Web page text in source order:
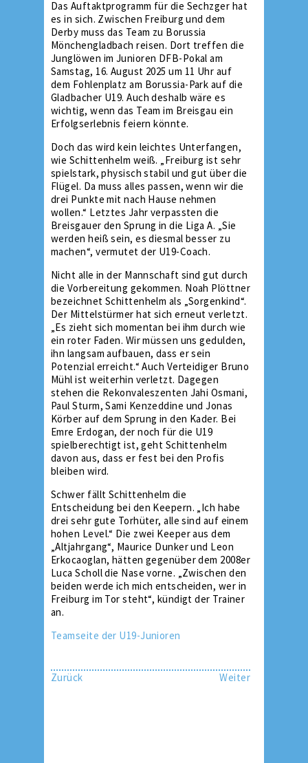
Das Auftaktprogramm für die Sechzger hat
es in sich. Zwischen Freiburg und dem
Derby muss das Team zu Borussia
Mönchengladbach reisen. Dort treffen die
Junglöwen im Junioren DFB-Pokal am
Samstag, 16. August 2025 um 11 Uhr auf
dem Fohlenplatz am Borussia-Park auf die
Gladbacher U19. Auch deshalb wäre es
wichtig, wenn das Team im Breisgau ein
Erfolgserlebnis feiern könnte.
Doch das wird kein leichtes Unterfangen,
wie Schittenhelm weiß. „Freiburg ist sehr
spielstark, physisch stabil und gut über die
Flügel. Da muss alles passen, wenn wir die
drei Punkte mit nach Hause nehmen
wollen.“ Letztes Jahr verpassten die
Breisgauer den Sprung in die Liga A. „Sie
werden heiß sein, es diesmal besser zu
machen“, vermutet der U19-Coach.
Nicht alle in der Mannschaft sind gut durch
die Vorbereitung gekommen. Noah Plöttner
bezeichnet Schittenhelm als „Sorgenkind“.
Der Mittelstürmer hat sich erneut verletzt.
„Es zieht sich momentan bei ihm durch wie
ein roter Faden. Wir müssen uns gedulden,
ihn langsam aufbauen, dass er sein
Potenzial erreicht.“ Auch Verteidiger Bruno
Mühl ist weiterhin verletzt. Dagegen
stehen die Rekonvaleszenten Jahi Osmani,
Paul Sturm, Sami Kenzeddine und Jonas
Körber auf dem Sprung in den Kader. Bei
Emre Erdogan, der noch für die U19
spielberechtigt ist, geht Schittenhelm
davon aus, dass er fest bei den Profis
bleiben wird.
Schwer fällt Schittenhelm die
Entscheidung bei den Keepern. „Ich habe
drei sehr gute Torhüter, alle sind auf einem
hohen Level.“ Die zwei Keeper aus dem
„Altjahrgang“, Maurice Dunker und Leon
Erkocaoglan, hätten gegenüber dem 2008er
Luca Scholl die Nase vorne. „Zwischen den
beiden werde ich mich entscheiden, wer in
Freiburg im Tor steht“, kündigt der Trainer
an.
Teamseite der U19-Junioren
Zurück Weiter